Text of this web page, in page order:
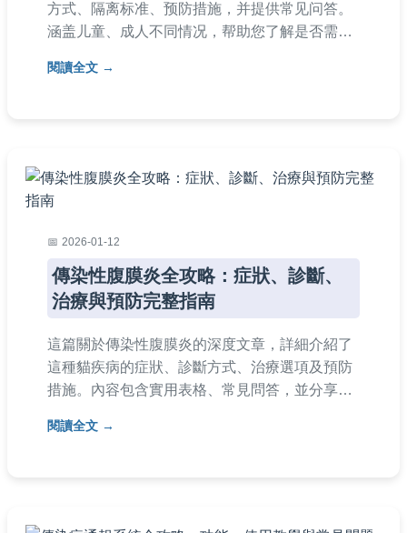
方式、隔离标准、预防措施，并提供常见问答。
涵盖儿童、成人不同情况，帮助您了解是否需要
散。
閱讀全文
2026-01-12
傳染性腹膜炎全攻略：症狀、診斷、
治療與預防完整指南
這篇關於傳染性腹膜炎的深度文章，詳細介紹了
這種貓疾病的症狀、診斷方式、治療選項及預防
措施。內容包含實用表格、常見問答，並分享個
早期發現到後期護理，提供決策所需的所有資
閱讀全文